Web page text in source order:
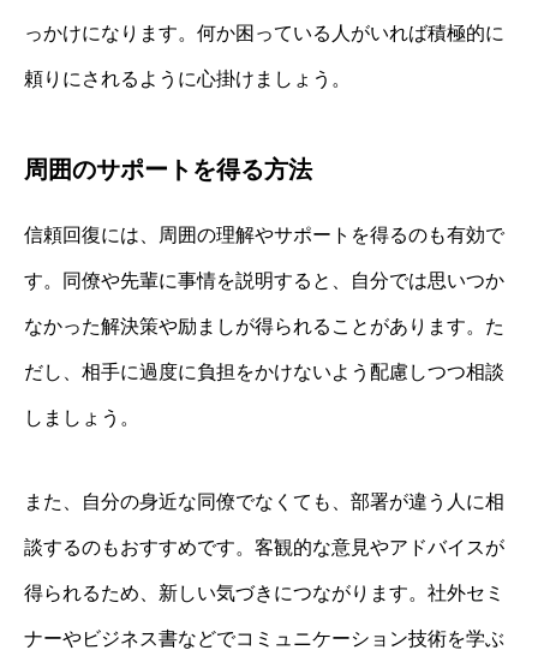
っかけになります。何か困っている人がいれば積極的に
頼りにされるように心掛けましょう。
周囲のサポートを得る方法
信頼回復には、周囲の理解やサポートを得るのも有効で
す。同僚や先輩に事情を説明すると、自分では思いつか
なかった解決策や励ましが得られることがあります。た
だし、相手に過度に負担をかけないよう配慮しつつ相談
しましょう。
また、自分の身近な同僚でなくても、部署が違う人に相
談するのもおすすめです。客観的な意見やアドバイスが
得られるため、新しい気づきにつながります。社外セミ
ナーやビジネス書などでコミュニケーション技術を学ぶ